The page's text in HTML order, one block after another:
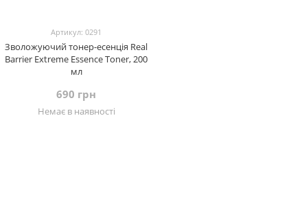
Артикул: 0291
Зволожуючий тонер-есенція Real
Barrier Extreme Essence Toner, 200
мл
690 грн
Немає в наявності